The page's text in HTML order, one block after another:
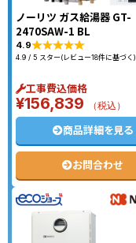
ノーリツ ガス給湯器 GT-
2470SAW-1 BL
4.9
4.9 / 5 スター(レビュー18件に基づく)
工事費込価格
¥156,839 （税込）
商品詳細を見る
お問合わせ